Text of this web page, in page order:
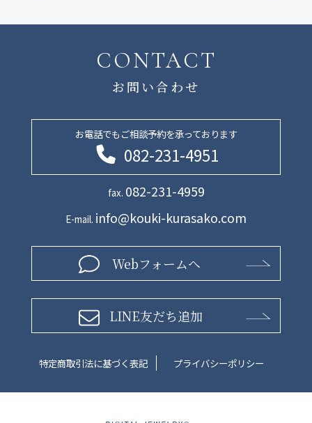
CONTACT
お問い合わせ
お電話でもご相談予約を承っております
082-231-4951
fax. 082-231-4959
E-mail. info@kouki-kurasako.com
Webフォームへ
LINE友だち追加
特定商取引法に基づく表記 プライバシーポリシー